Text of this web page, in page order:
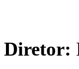
Diretor: